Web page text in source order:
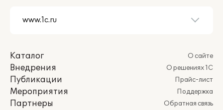
Каталог
Внедрения
Публикации
Мероприятия
Партнеры
О сайте
О решениях 1С
Прайс-лист
Поддержка
Обратная связь